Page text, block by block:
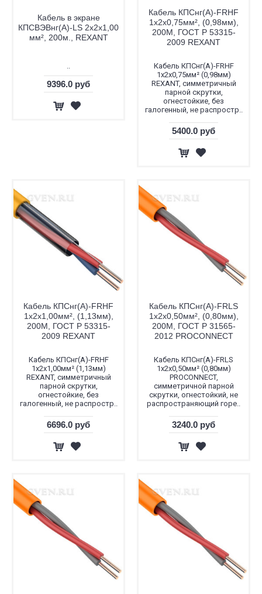
Кабель в экране
КПСВЭВнг(А)-LS 2х2х1,00
мм², 200м., REXANT
9396.0 руб
Кабель КПСнг(А)-FRHF
1х2х0,75мм², (0,98мм),
200М, ГОСТ Р 53315-
2009 REXANT
Кабель КПСнг(А)-FRHF
1x2x0,75мм² (0,98мм)
REXANT, симметричный
парной скрутки,
огнестойкие, без
галогенный, не распростр..
5400.0 руб
Кабель КПСнг(А)-FRHF
1х2х1,00мм², (1,13мм),
200М, ГОСТ Р 53315-
2009 REXANT
Кабель КПСнг(А)-FRHF
1x2x1,00мм² (1,13мм)
REXANT, симметричный
парной скрутки,
огнестойкие, без
галогенный, не распростр..
6696.0 руб
Кабель КПСнг(А)-FRLS
1x2x0,50мм², (0,80мм),
200М, ГОСТ Р 31565-
2012 PROCONNECT
Кабель КПСнг(А)-FRLS
1x2x0,50мм² (0,80мм)
PROCONNECT,
симметричной парной
скрутки, огнестойкий, не
распространяющий горе..
3240.0 руб